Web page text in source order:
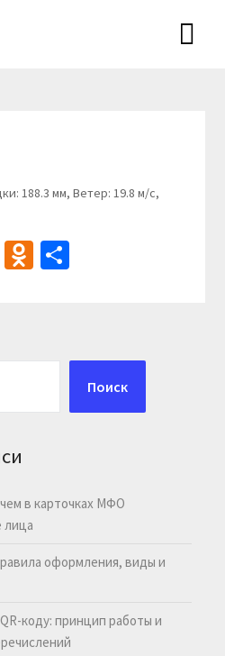
188.3 мм, Ветер: 19.8 м/с,
Odnoklassniki
Отправить
Поиск
в карточках МФО
лица
оформления, виды и
коду: принцип работы и